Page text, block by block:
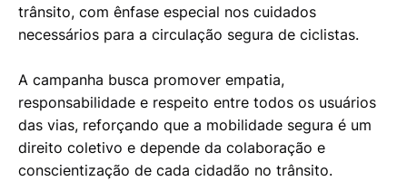
trânsito, com ênfase especial nos cuidados
necessários para a circulação segura de ciclistas.
A campanha busca promover empatia,
responsabilidade e respeito entre todos os usuários
das vias, reforçando que a mobilidade segura é um
direito coletivo e depende da colaboração e
conscientização de cada cidadão no trânsito.